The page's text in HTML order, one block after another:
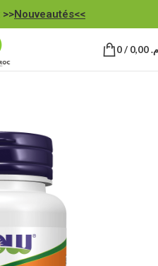
>>Nouveautés<<
0/